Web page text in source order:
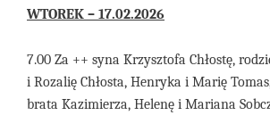
WTOREK – 17.02.2026
7.00 Za ++ syna Krzysztofa Chłostę,
i Rozalię Chłosta, Henryka i Marię
brata Kazimierza, Helenę i Mariana